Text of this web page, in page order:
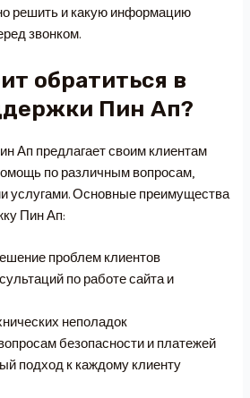
решить и какую информацию
звонком.
обратиться в
Пин Ап?
Ап предлагает своим клиентам
по различным вопросам,
услугами. Основные преимущества
Пин Ап:
проблем клиентов
по работе сайта и
неполадок
безопасности и платежей
подход к каждому клиенту